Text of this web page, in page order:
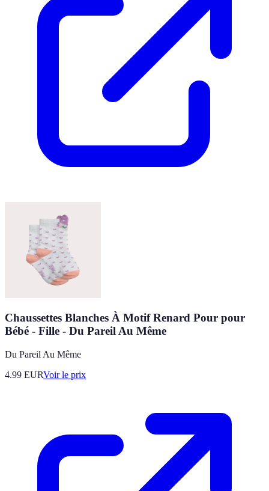
Chaussettes Blanches À Motif Renard Pour pour
Bébé - Fille - Du Pareil Au Même
Du Pareil Au Même
4.99 EURVoir le prix